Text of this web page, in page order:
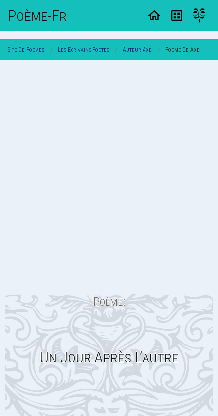
Poème-Fr
Site De Poemes Les Ecrivains Poetes Auteur Axe Poeme De Axe
Poème:
Un Jour Après L’autre